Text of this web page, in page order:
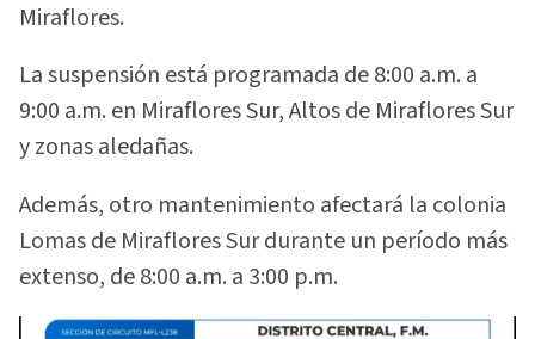
Miraflores.
La suspensión está programada de 8:00 a.m. a
9:00 a.m. en Miraflores Sur, Altos de Miraflores Sur
y zonas aledañas.
Además, otro mantenimiento afectará la colonia
Lomas de Miraflores Sur durante un período más
extenso, de 8:00 a.m. a 3:00 p.m.